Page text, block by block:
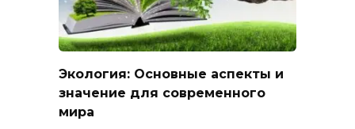
Экология: Основные аспекты и
значение для современного
мира